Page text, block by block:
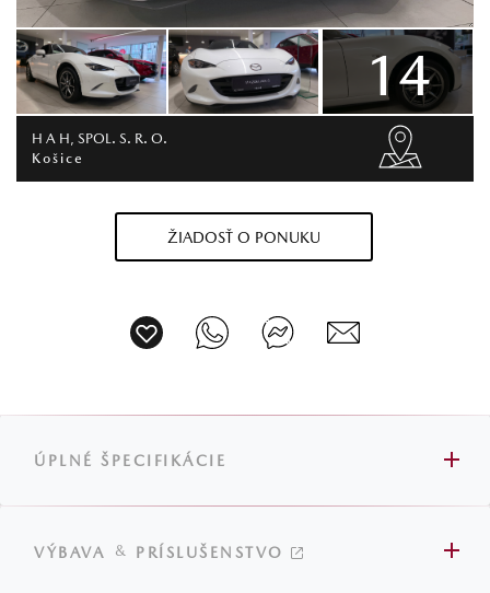
14
H A H, SPOL. S. R. O.
Košice
ŽIADOSŤ O PONUKU
ÚPLNÉ ŠPECIFIKÁCIE
VÝBAVA & PRÍSLUŠENSTVO